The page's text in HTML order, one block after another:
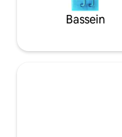
Bassein